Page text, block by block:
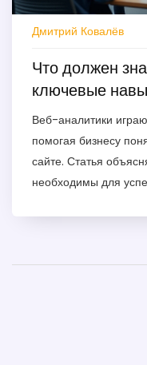
Дмитрий Ковалёв
Что должен
ключевые
Веб-аналитики
помогая бизнесу
сайте. Статья
необходимы для
подкованным. Также